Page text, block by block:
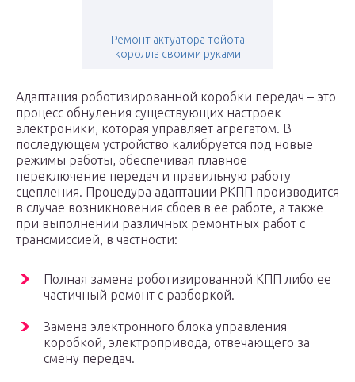
Ремонт актуатора тойота
королла своими руками
Адаптация роботизированной коробки передач – это
процесс обнуления существующих настроек
электроники, которая управляет агрегатом. В
последующем устройство калибруется под новые
режимы работы, обеспечивая плавное
переключение передач и правильную работу
сцепления. Процедура адаптации РКПП производится
в случае возникновения сбоев в ее работе, а также
при выполнении различных ремонтных работ с
трансмиссией, в частности:
Полная замена роботизированной КПП либо ее
частичный ремонт с разборкой.
Замена электронного блока управления
коробкой, электропривода, отвечающего за
смену передач.